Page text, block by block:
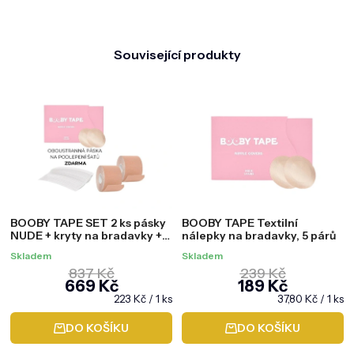
Související produkty
BOOBY TAPE SET 2 ks pásky
NUDE + kryty na bradavky +
Skladem
669 Kč
837 Kč
Měrná
cena:
223 Kč / 1 ks
DO KOŠÍKU
BOOBY TAPE Textilní
nálepky na bradavky, 5 párů
Skladem
189 Kč
239 Kč
Měrná
cena:
37,80 Kč / 1 ks
DO KOŠÍKU